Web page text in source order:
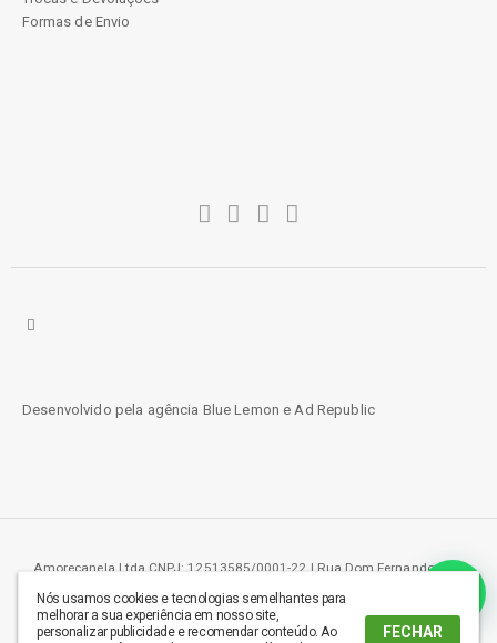
Formas de Envio
Desenvolvido pela agência Blue Lemon e Ad Republic
Amorecanela Ltda CNPJ: 12513585/0001-22 | Rua Dom Fernando 219,
Aeroporto - Londrina, PR - 86036-000
Nós usamos cookies e tecnologias semelhantes para
melhorar a sua experiência em nosso site,
personalizar publicidade e recomendar conteúdo. Ao
FECHAR